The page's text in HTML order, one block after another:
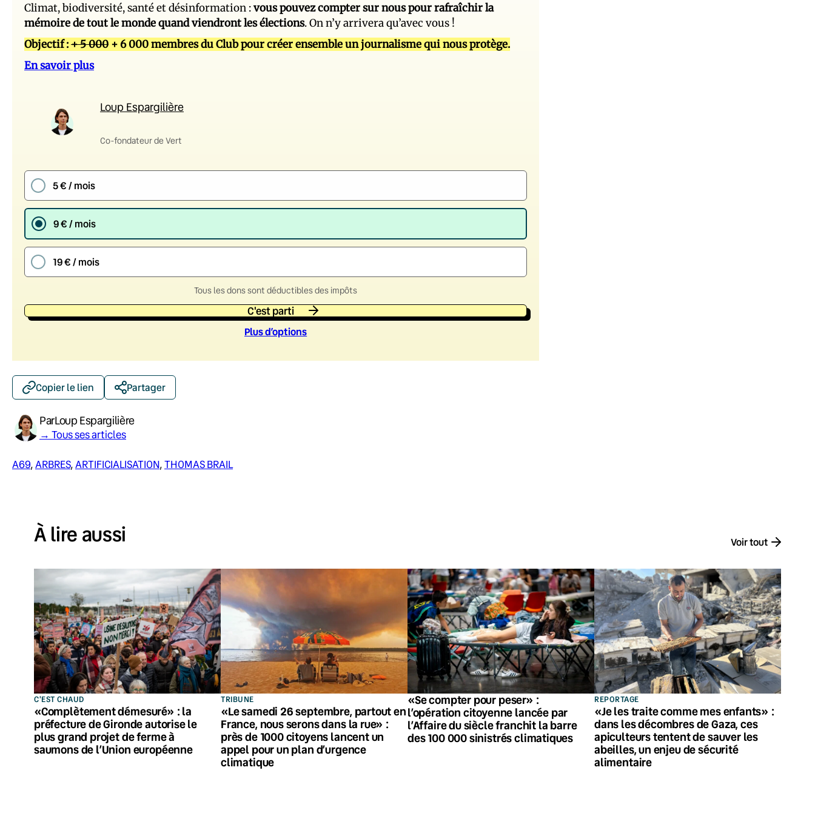
Climat, biodiversité, santé et désinformation :vous pouvez compter sur nous pour rafraîchir la
mémoire de tout le monde quand viendront les élections. On n’y arrivera qu’avec vous !
Objectif :+ 5 000 + 6 000 membres du Club pour créer ensemble un journalisme qui nous protège.
En savoir plus
Loup Espargilière
Co-fondateur de Vert
5 € / mois
9 € / mois
19 € / mois
Tous les dons sont déductibles des impôts
C'est parti
Plus d’options
Copier le lien Partager
ParLoup Espargilière
→ Tous ses articles
A69, ARBRES, ARTIFICIALISATION, THOMAS BRAIL
À lire aussi Voir tout
C'EST CHAUD
«Complètement démesuré» : la
préfecture de Gironde autorise le
plus grand projet de ferme à
saumons de l’Union européenne
TRIBUNE
«Le samedi 26 septembre, partout en
France, nous serons dans la rue» :
près de 1000 citoyens lancent un
appel pour un plan d’urgence
climatique
«Se compter pour peser» :
l’opération citoyenne lancée par
l’Affaire du siècle franchit la barre
des 100 000 sinistrés climatiques
REPORTAGE
«Je les traite comme mes enfants» :
dans les décombres de Gaza, ces
apiculteurs tentent de sauver les
abeilles, un enjeu de sécurité
alimentaire